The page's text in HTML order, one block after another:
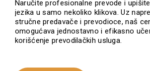
Naručite profesionalne prevode i
jezika u samo nekoliko klikova. Uz
stručne predavače i prevodioce, naš
omogućava jednostavno i efikasno
korišćenje prevodilačkih usluga.